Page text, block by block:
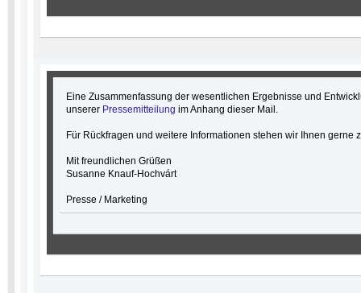
Eine Zusammenfassung der wesentlichen Ergebnisse und
unserer Pressemitteilung im Anhang dieser Mail.
Für Rückfragen und weitere Informationen stehen wir Ihnen gerne
Mit freundlichen Grüßen
Susanne Knauf-Hochvárt
Presse / Marketing